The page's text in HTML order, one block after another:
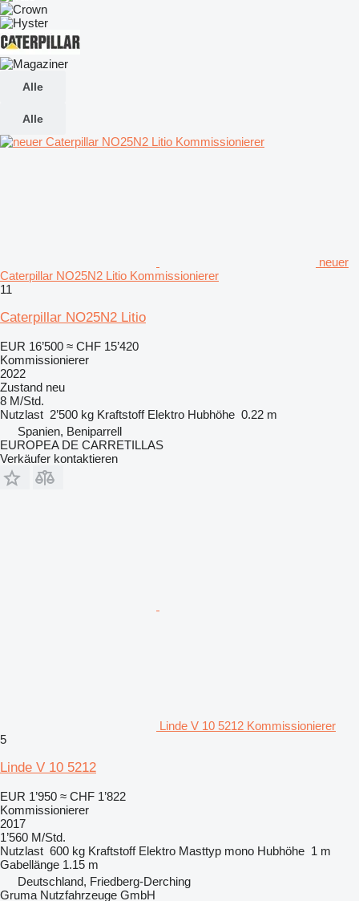
Alle
Alle
neuer
Caterpillar NO25N2 Litio Kommissionierer
11
Caterpillar NO25N2 Litio
EUR 16’500 ≈ CHF 15’420
Kommissionierer
2022
Zustand neu
8 M/Std.
Nutzlast 2’500 kg Kraftstoff Elektro Hubhöhe 0.22 m
Spanien, Beniparrell
EUROPEA DE CARRETILLAS
Verkäufer kontaktieren
Linde V 10 5212 Kommissionierer
5
Linde V 10 5212
EUR 1’950 ≈ CHF 1’822
Kommissionierer
2017
1’560 M/Std.
Nutzlast 600 kg Kraftstoff Elektro Masttyp mono Hubhöhe 1 m
Gabellänge 1.15 m
Deutschland, Friedberg-Derching
Gruma Nutzfahrzeuge GmbH